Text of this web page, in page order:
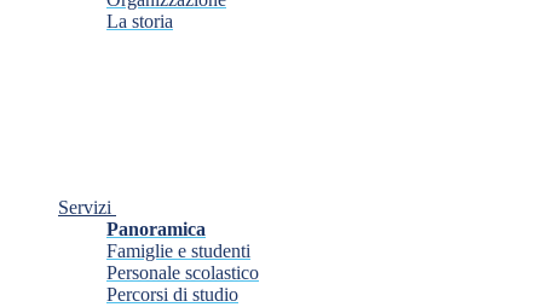
La storia
Servizi
Panoramica
Famiglie e studenti
Personale scolastico
Percorsi di studio